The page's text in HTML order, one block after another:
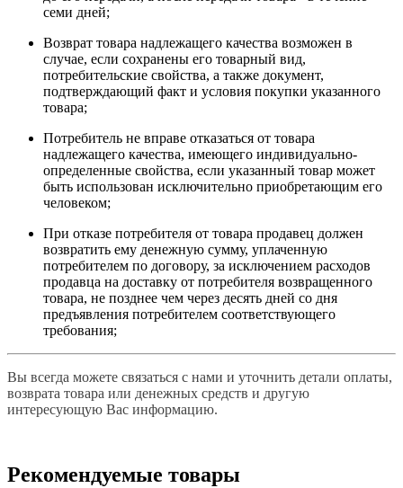
семи дней;
Возврат товара надлежащего качества возможен в
случае, если сохранены его товарный вид,
потребительские свойства, а также документ,
подтверждающий факт и условия покупки указанного
товара;
Потребитель не вправе отказаться от товара
надлежащего качества, имеющего индивидуально-
определенные свойства, если указанный товар может
быть использован исключительно приобретающим его
человеком;
При отказе потребителя от товара продавец должен
возвратить ему денежную сумму, уплаченную
потребителем по договору, за исключением расходов
продавца на доставку от потребителя возвращенного
товара, не позднее чем через десять дней со дня
предъявления потребителем соответствующего
требования;
Вы всегда можете связаться с нами и уточнить детали оплаты,
возврата товара или денежных средств и другую
интересующую Вас информацию.
Рекомендуемые товары